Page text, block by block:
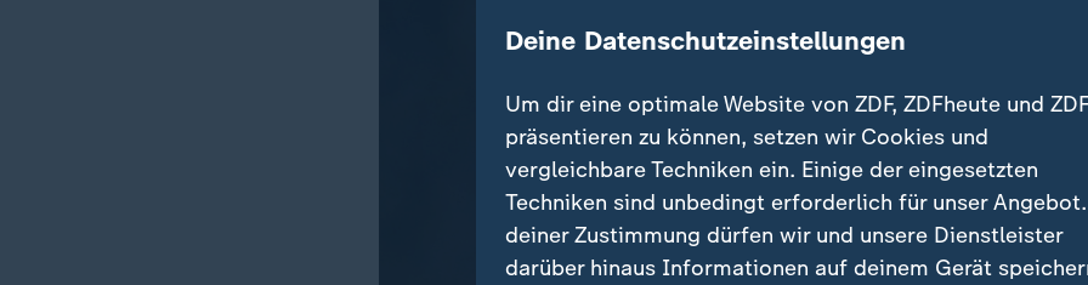
Deine Datenschutzeinstellungen
Um dir eine optimale Website von ZDF, ZDFheute und
präsentieren zu können, setzen wir Cookies und
vergleichbare Techniken ein. Einige der eingesetzten
Techniken sind unbedingt erforderlich für unser
deiner Zustimmung dürfen wir und unsere Dienstleister
darüber hinaus Informationen auf deinem Gerät